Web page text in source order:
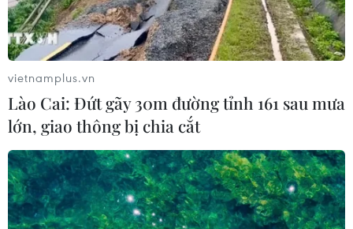
vietnamplus.vn
Lào Cai: Đứt gãy 30m đường tỉnh 161 sau mưa
lớn, giao thông bị chia cắt